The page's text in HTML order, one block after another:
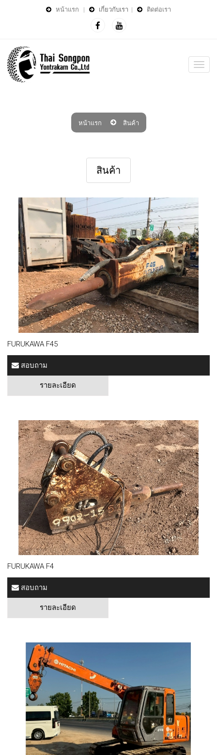
หน้าแรก | เกี่ยวกับเรา | ติดต่อเรา
หน้าแรก สินค้า
สินค้า
FURUKAWA F45
สอบถาม
รายละเอียด
FURUKAWA F4
สอบถาม
รายละเอียด